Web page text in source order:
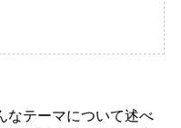
なテーマについて述べ